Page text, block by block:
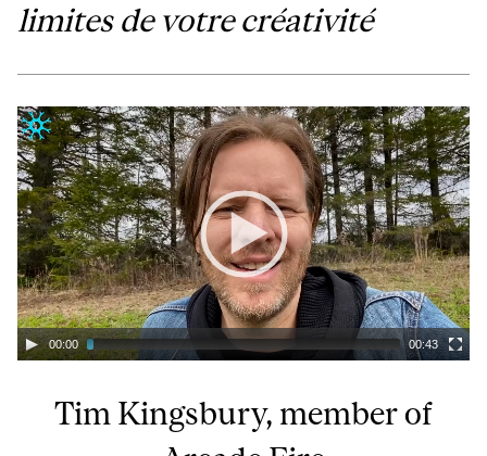
limites de votre créativité
00:00 00:43
Tim Kingsbury, member of